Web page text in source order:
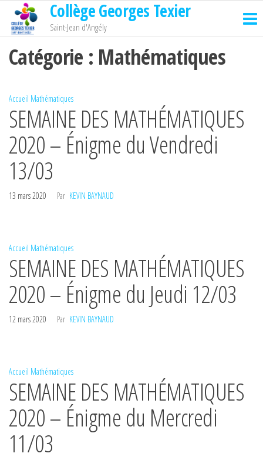
Passer
contenu
Collège Georges Texier
Saint-Jean d'Angély
Catégorie : Mathématiques
Accueil Mathématiques
SEMAINE DES MATHÉMATIQUES
2020 – Énigme du Vendredi
13/03
13 mars 2020 Par KEVIN BAYNAUD
Accueil Mathématiques
SEMAINE DES MATHÉMATIQUES
2020 – Énigme du Jeudi 12/03
12 mars 2020 Par KEVIN BAYNAUD
Accueil Mathématiques
SEMAINE DES MATHÉMATIQUES
2020 – Énigme du Mercredi
11/03